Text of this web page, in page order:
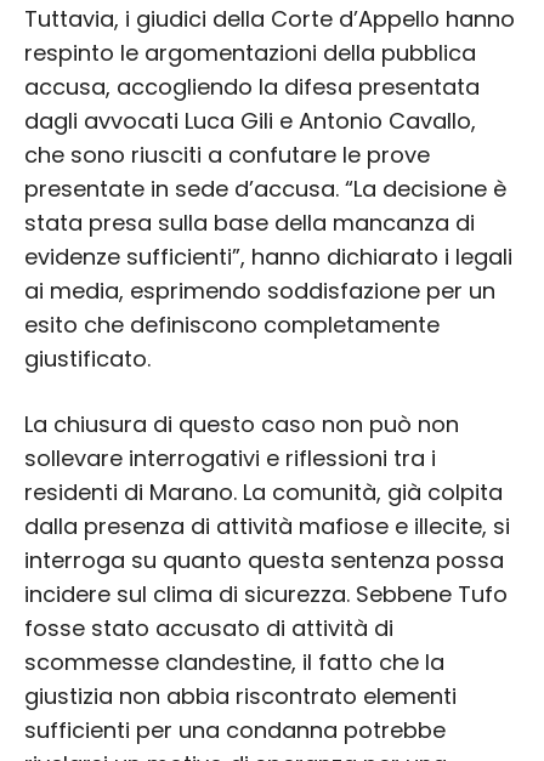
Tuttavia, i giudici della Corte d’Appello hanno
respinto le argomentazioni della pubblica
accusa, accogliendo la difesa presentata
dagli avvocati Luca Gili e Antonio Cavallo,
che sono riusciti a confutare le prove
presentate in sede d’accusa. “La decisione è
stata presa sulla base della mancanza di
evidenze sufficienti”, hanno dichiarato i legali
ai media, esprimendo soddisfazione per un
esito che definiscono completamente
giustificato.
La chiusura di questo caso non può non
sollevare interrogativi e riflessioni tra i
residenti di Marano. La comunità, già colpita
dalla presenza di attività mafiose e illecite, si
interroga su quanto questa sentenza possa
incidere sul clima di sicurezza. Sebbene Tufo
fosse stato accusato di attività di
scommesse clandestine, il fatto che la
giustizia non abbia riscontrato elementi
sufficienti per una condanna potrebbe